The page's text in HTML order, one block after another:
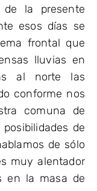
de la presente
esos días se
frontal que
lluvias en
al norte las
conforme nos
comuna de
de
de sólo
muy alentador
en la masa de